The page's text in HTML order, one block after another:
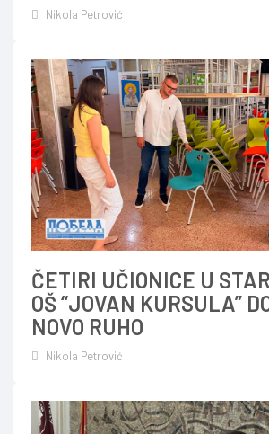
Nikola Petrović
ČETIRI UČIONICE U
OŠ “JOVAN KURSULA”
NOVO RUHO
Nikola Petrović